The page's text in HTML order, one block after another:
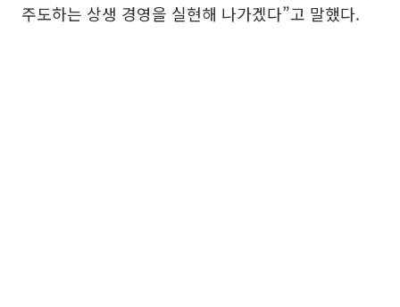
주도하는 상생 경영을 실현해 나가겠다”고 말했다.